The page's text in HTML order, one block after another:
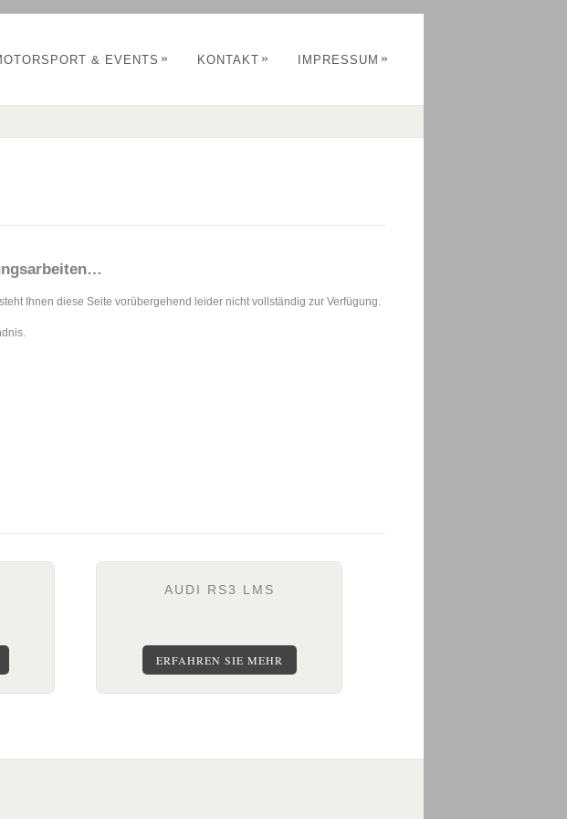
& EVENTS » KONTAKT » IMPRESSUM »
Ihnen diese Seite vorübergehend leider nicht vollständig zur Verfügung.
AUDI RS3 LMS
ERFAHREN SIE MEHR